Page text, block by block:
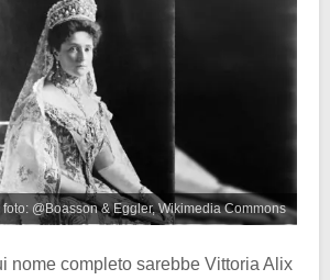
@Boasson & Eggler, Wikimedia Commons
nome completo sarebbe Vittoria Alix